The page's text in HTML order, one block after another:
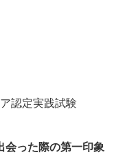
認定実践試験
った際の第一印象